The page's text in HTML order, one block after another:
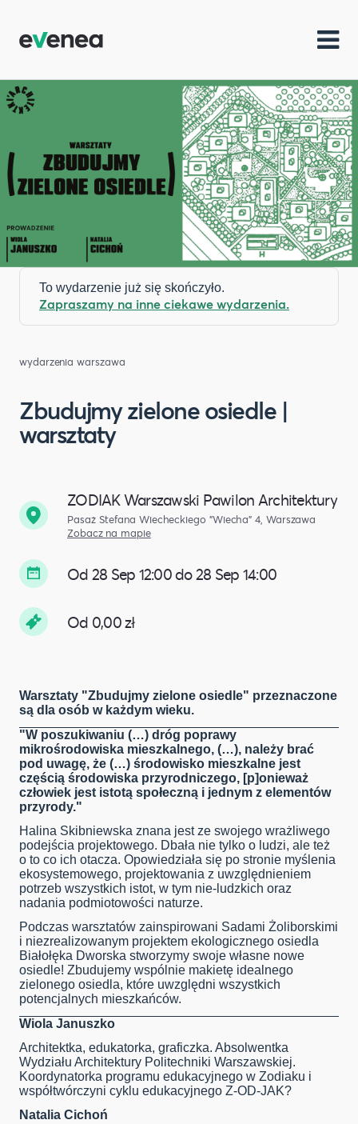
To wydarzenie już się skończyło.
Zapraszamy na inne ciekawe wydarzenia.
wydarzenia warszawa
Zbudujmy zielone osiedle |
warsztaty
ZODIAK Warszawski Pawilon Architektury
Pasaż Stefana Wiecheckiego "Wiecha" 4, Warszawa
Zobacz na mapie
Od 28 Sep 12:00 do 28 Sep 14:00
Od 0,00 zł
Warsztaty "Zbudujmy zielone osiedle" przeznaczone
są dla osób w każdym wieku.
"W poszukiwaniu (…) dróg poprawy
mikrośrodowiska mieszkalnego, (…), należy brać
pod uwagę, że (…) środowisko mieszkalne jest
częścią środowiska przyrodniczego, [p]onieważ
człowiek jest istotą społeczną i jednym z elementów
przyrody."
Halina Skibniewska znana jest ze swojego wrażliwego
podejścia projektowego. Dbała nie tylko o ludzi, ale też
o to co ich otacza. Opowiedziała się po stronie myślenia
ekosystemowego, projektowania z uwzględnieniem
potrzeb wszystkich istot, w tym nie-ludzkich oraz
nadania podmiotowości naturze.
Podczas warsztatów zainspirowani Sadami Żoliborskimi
i niezrealizowanym projektem ekologicznego osiedla
Białołęka Dworska stworzymy swoje własne nowe
osiedle! Zbudujemy wspólnie makietę idealnego
zielonego osiedla, które uwzględni wszystkich
potencjalnych mieszkańców.
Wiola Januszko
Architektka, edukatorka, graficzka. Absolwentka
Wydziału Architektury Politechniki Warszawskiej.
Koordynatorka programu edukacyjnego w Zodiaku i
współtwórczyni cyklu edukacyjnego Z-OD-JAK?
Natalia Cichoń